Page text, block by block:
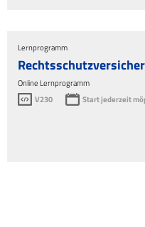
Lernprogramm
Online Lernprogramm
V230
Start jederzeit